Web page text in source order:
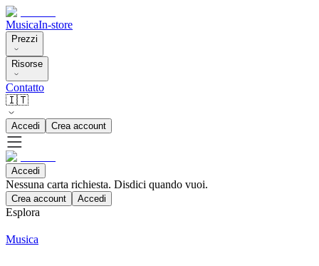
MusicaIn-store
Prezzi
Risorse
Contatto
🇮🇹
Accedi Crea account
Accedi
Nessuna carta richiesta. Disdici quando vuoi.
Crea account Accedi
Esplora
Musica